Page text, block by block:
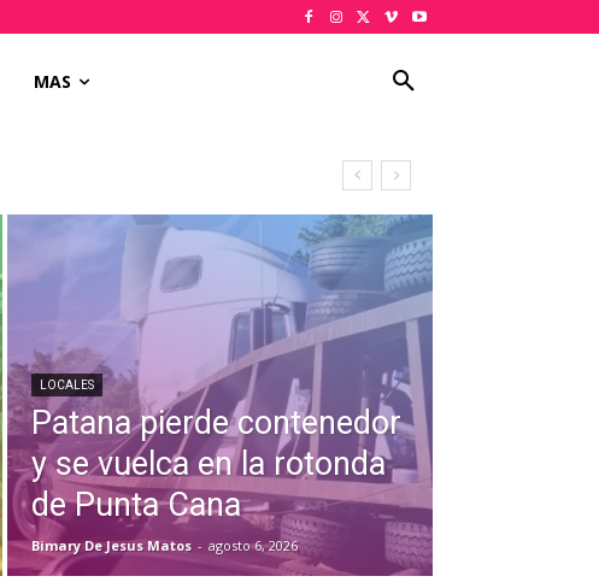
MAS
LOCALES
Patana pierde contenedor
y se vuelca en la rotonda
de Punta Cana
Bimary De Jesus Matos - agosto 6, 2026